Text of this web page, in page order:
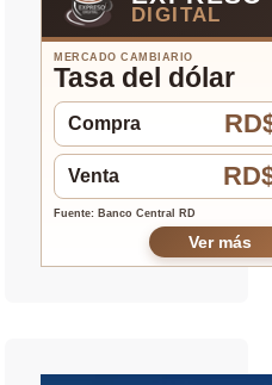
DIGITAL
MERCADO CAMBIARIO
Tasa del dólar
Compra
Venta
Fuente: Banco Central RD
Ver más